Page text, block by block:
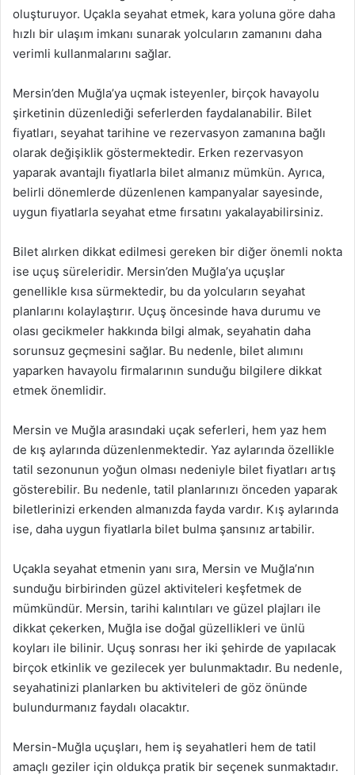
oluşturuyor. Uçakla seyahat etmek, kara yoluna göre daha
hızlı bir ulaşım imkanı sunarak yolcuların zamanını daha
verimli kullanmalarını sağlar.
Mersin’den Muğla’ya uçmak isteyenler, birçok havayolu
şirketinin düzenlediği seferlerden faydalanabilir. Bilet
fiyatları, seyahat tarihine ve rezervasyon zamanına bağlı
olarak değişiklik göstermektedir. Erken rezervasyon
yaparak avantajlı fiyatlarla bilet almanız mümkün. Ayrıca,
belirli dönemlerde düzenlenen kampanyalar sayesinde,
uygun fiyatlarla seyahat etme fırsatını yakalayabilirsiniz.
Bilet alırken dikkat edilmesi gereken bir diğer önemli nokta
ise uçuş süreleridir. Mersin’den Muğla’ya uçuşlar
genellikle kısa sürmektedir, bu da yolcuların seyahat
planlarını kolaylaştırır. Uçuş öncesinde hava durumu ve
olası gecikmeler hakkında bilgi almak, seyahatin daha
sorunsuz geçmesini sağlar. Bu nedenle, bilet alımını
yaparken havayolu firmalarının sunduğu bilgilere dikkat
etmek önemlidir.
Mersin ve Muğla arasındaki uçak seferleri, hem yaz hem
de kış aylarında düzenlenmektedir. Yaz aylarında özellikle
tatil sezonunun yoğun olması nedeniyle bilet fiyatları artış
gösterebilir. Bu nedenle, tatil planlarınızı önceden yaparak
biletlerinizi erkenden almanızda fayda vardır. Kış aylarında
ise, daha uygun fiyatlarla bilet bulma şansınız artabilir.
Uçakla seyahat etmenin yanı sıra, Mersin ve Muğla’nın
sunduğu birbirinden güzel aktiviteleri keşfetmek de
mümkündür. Mersin, tarihi kalıntıları ve güzel plajları ile
dikkat çekerken, Muğla ise doğal güzellikleri ve ünlü
koyları ile bilinir. Uçuş sonrası her iki şehirde de yapılacak
birçok etkinlik ve gezilecek yer bulunmaktadır. Bu nedenle,
seyahatinizi planlarken bu aktiviteleri de göz önünde
bulundurmanız faydalı olacaktır.
Mersin-Muğla uçuşları, hem iş seyahatleri hem de tatil
amaçlı geziler için oldukça pratik bir seçenek sunmaktadır.